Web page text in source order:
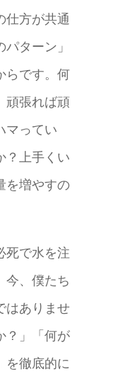
仕方が共通
ターン」
らです。何
頑張れば頑
マってい
？上手くい
を増やすの
死で水を注
今、僕たち
はありませ
？」「何が
を徹底的に